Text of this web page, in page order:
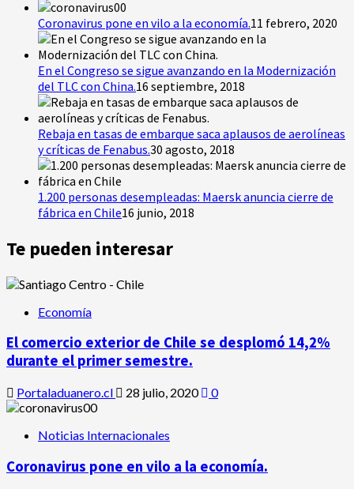
Coronavirus pone en vilo a la economía.11 febrero, 2020
En el Congreso se sigue avanzando en la Modernización
del TLC con China.16 septiembre, 2018
Rebaja en tasas de embarque saca aplausos de aerolíneas
y críticas de Fenabus.30 agosto, 2018
1.200 personas desempleadas: Maersk anuncia cierre de
fábrica en Chile16 junio, 2018
Te pueden interesar
Economía
El comercio exterior de Chile se desplomó 14,2%
durante el primer semestre.
Portaladuanero.cl 28 julio, 2020 0
Noticias Internacionales
Coronavirus pone en vilo a la economía.